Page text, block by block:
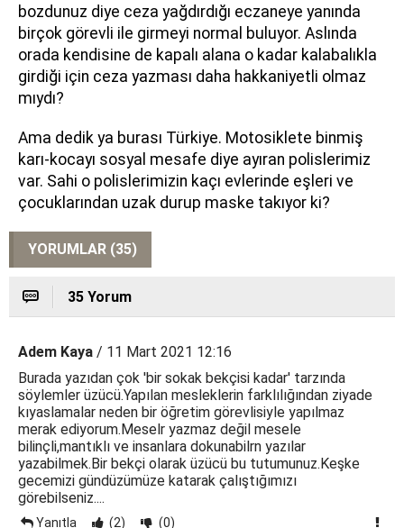
bozdunuz diye ceza yağdırdığı eczaneye yanında
birçok görevli ile girmeyi normal buluyor. Aslında
orada kendisine de kapalı alana o kadar kalabalıkla
girdiği için ceza yazması daha hakkaniyetli olmaz
mıydı?
Ama dedik ya burası Türkiye. Motosiklete binmiş
karı-kocayı sosyal mesafe diye ayıran polislerimiz
var. Sahi o polislerimizin kaçı evlerinde eşleri ve
çocuklarından uzak durup maske takıyor ki?
YORUMLAR (35)
35 Yorum
Adem Kaya / 11 Mart 2021 12:16
Burada yazıdan çok 'bir sokak bekçisi kadar' tarzında
söylemler üzücü.Yapılan mesleklerin farklılığından ziyade
kıyaslamalar neden bir öğretim görevlisiyle yapılmaz
merak ediyorum.Meselr yazmaz değil mesele
bilinçli,mantıklı ve insanlara dokunabilrn yazılar
yazabilmek.Bir bekçi olarak üzücü bu tutumunuz.Keşke
gecemizi gündüzümüze katarak çalıştığımızı
görebilseniz....
Yanıtla (2) (0)